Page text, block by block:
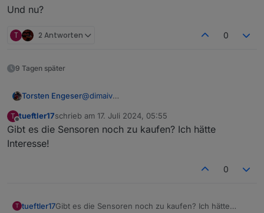
Und nu?
T 2 Antworten 0
9 Tagen später
Torsten Engeser@dimaiv
Und nu?
T
Offline
tueftler17schrieb am 17. Juli 2024, 05:55
zuletzt editiert von
Gibt es die Sensoren noch zu kaufen? Ich hätte
Interesse!
0
T tueftler17Gibt es die Sensoren noch zu kaufen? Ich hätte